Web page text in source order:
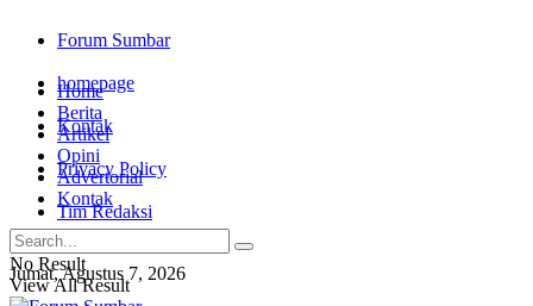
Forum Sumbar
homepage
Kontak
Privacy Policy
Tim Redaksi
Jumat, Agustus 7, 2026
Home
Berita
Artikel
Opini
Advertorial
Kontak
No Result
View All Result